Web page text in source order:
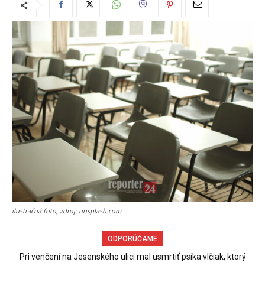
ilustračná foto, zdroj: unsplash.com
ODPORÚČAME
Pri venčení na Jesenského ulici mal usmrtiť psíka vlčiak, ktorý